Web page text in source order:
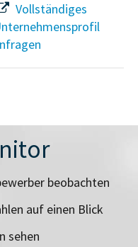
Vollständiges
beobachten
auf einen Blick
sehen